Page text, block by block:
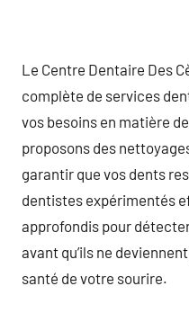
Le Centre Dentaire Des
complète de services
vos besoins en matière
proposons des
garantir que vos dents
dentistes expérimentés
approfondis pour
avant qu’ils ne
santé de votre sourire.